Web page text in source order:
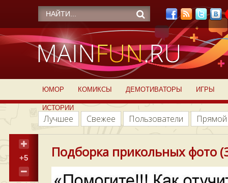
ЮМОР КОМИКСЫ ДЕМОТИВАТОРЫ ИГРЫ
ИСТОРИИ
Лучшее Свежее Пользователи
+5 Подборка прикольных фото